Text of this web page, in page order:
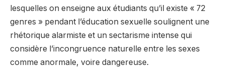
lesquelles on enseigne aux étudiants qu’il existe « 72
genres » pendant l’éducation sexuelle soulignent une
rhétorique alarmiste et un sectarisme intense qui
considère l’incongruence naturelle entre les sexes
comme anormale, voire dangereuse.